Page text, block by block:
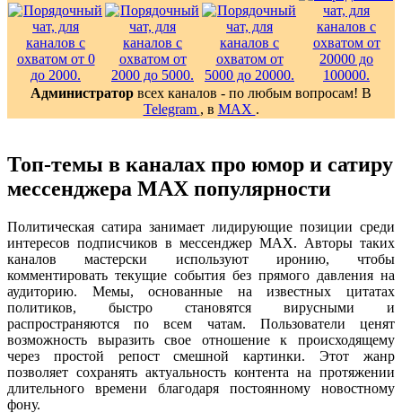
Администратор всех каналов - по любым вопросам! В
Telegram , в MAX .
Топ-темы в каналах про юмор и сатиру
мессенджера MAX популярности
Политическая сатира занимает лидирующие позиции среди
интересов подписчиков в мессенджер MAX. Авторы таких
каналов мастерски используют иронию, чтобы
комментировать текущие события без прямого давления на
аудиторию. Мемы, основанные на известных цитатах
политиков, быстро становятся вирусными и
распространяются по всем чатам. Пользователи ценят
возможность выразить свое отношение к происходящему
через простой репост смешной картинки. Этот жанр
позволяет сохранять актуальность контента на протяжении
длительного времени благодаря постоянному новостному
фону.